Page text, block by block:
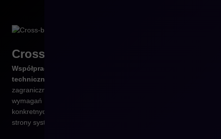
Cross-border z
Współpraca z CREHLER to nie tylko wdrożenie
techniczne
zagranicznej z punktu widzenia procesów, użytkowników i
wymagań prawnych. Dostosowujemy Twój sklep do wymagań
konkretnych rynków – zarówno od strony treści i UX, jak i od
strony systemowej.